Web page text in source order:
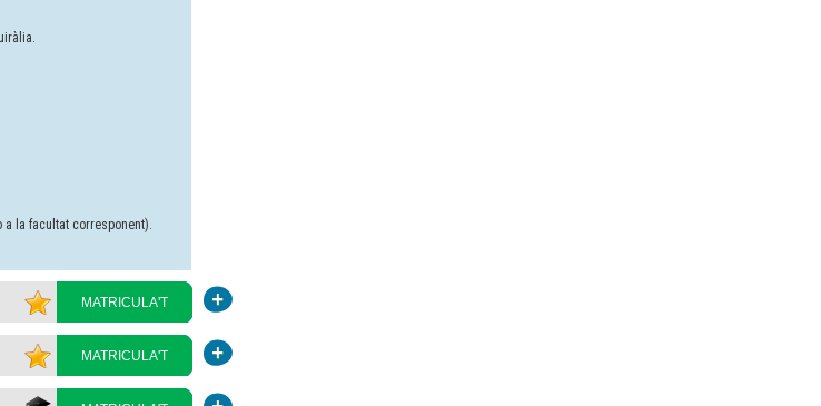
la facultat corresponent).
MATRICULA'T
MATRICULA'T